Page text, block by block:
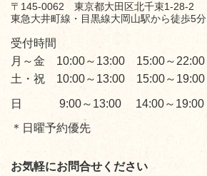
〒145-0062 東京都大田区北千束1-28-2
東急大井町線・目黒線大岡山駅から徒歩5分
受付時間
月～金 10:00～13:00 15:00～22:00
土・祝 10:00～13:00 15:00～19:00
日 9:00～13:00 14:00～19:00
＊日曜予約優先
お気軽にお問合せください